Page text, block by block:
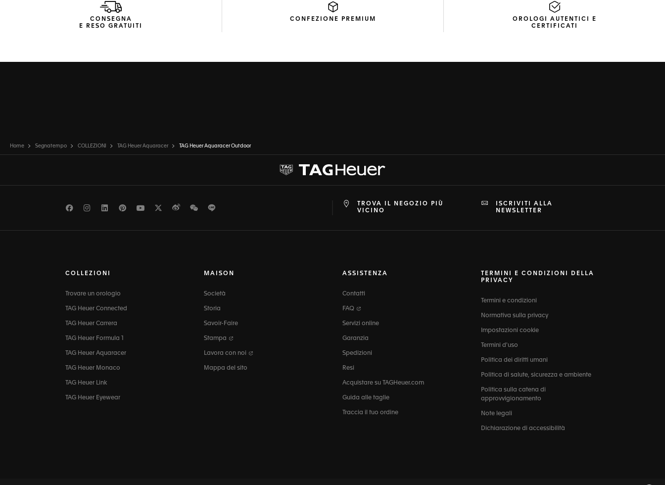
CONSEGNA
E RESO GRATUITI
CONFEZIONE PREMIUM
OROLOGI AUTENTICI E
CERTIFICATI
Home Segnatempo COLLEZIONI TAG Heuer Aquaracer TAG Heuer Aquaracer Outdoor
FacebookInstagramLinkedInPinterest
Youtube
TwitterWeiboWeChat
TROVA IL NEGOZIO PIÙ
VICINO
ISCRIVITI ALLA
NEWSLETTER
COLLEZIONI
Trovare un orologio
TAG Heuer Connected
TAG Heuer Carrera
TAG Heuer Formula 1
TAG Heuer Aquaracer
TAG Heuer Monaco
TAG Heuer Link
TAG Heuer Eyewear
MAISON
Società
Storia
Savoir-Faire
Stampa
Lavora con noi
Mappa del sito
ASSISTENZA
Contatti
FAQ
Servizi online
Garanzia
Spedizioni
Resi
Acquistare su TAGHeuer.com
Guida alle taglie
Traccia il tuo ordine
TERMINI E CONDIZIONI DELLA
PRIVACY
Termini e condizioni
Normativa sulla privacy
Impostazioni cookie
Termini d'uso
Politica dei diritti umani
Politica di salute, sicurezza e ambiente
Politica sulla catena di
approvvigionamento
Note legali
Dichiarazione di accessibilità